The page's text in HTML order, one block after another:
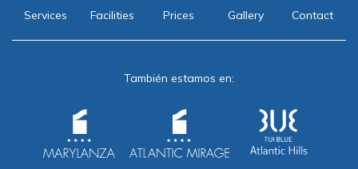
Services Facilities Prices Gallery Contact
También estamos en: